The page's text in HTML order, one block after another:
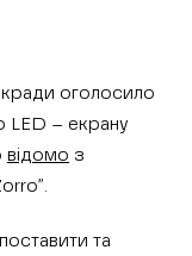
оголосило
LED – екрану
відомо з
та